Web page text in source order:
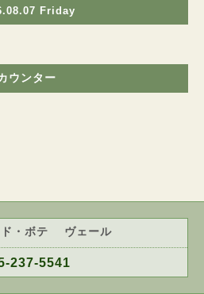
Friday
ウンター
ド・ボテ ヴェール
237-5541